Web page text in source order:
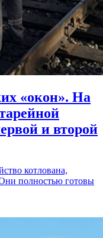
«окон». На
и второй
котлована,
полностью готовы